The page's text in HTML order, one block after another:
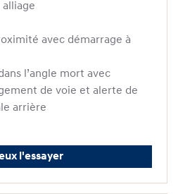
alliage
avec démarrage à
l’angle mort avec
de voie et alerte de
arrière
l'essayer